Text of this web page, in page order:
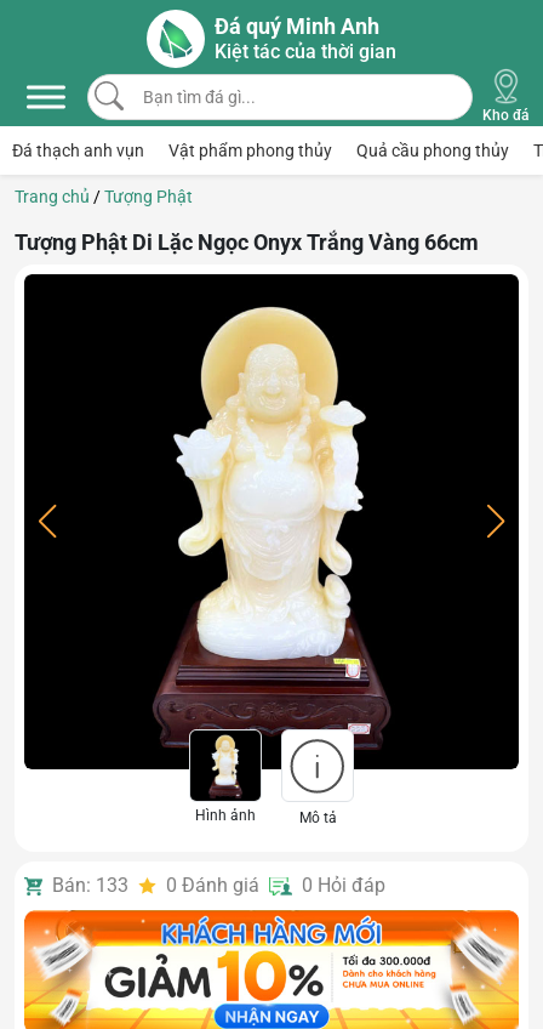
Skip to main content
Đá quý Minh Anh
Kiệt tác của thời gian
Bạn tìm đá gì...
Kho đá
Đá thạch anh vụn Vật phẩm phong thủy Quả cầu phong thủy
Trang chủ /Tượng Phật
Tượng Phật Di Lặc Ngọc Onyx Trắng Vàng 66cm
Hình ảnh Mô tả
Bán: 133 0 Đánh giá 0 Hỏi đáp